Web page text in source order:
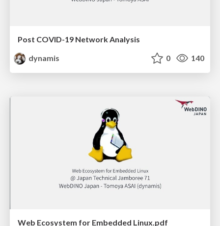
Post COVID-19 Network Analysis
dynamis
0 140
Web Ecosystem for Embedded Linux.pdf